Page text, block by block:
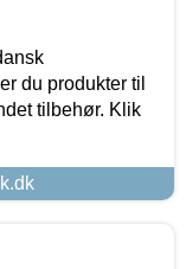
du produkter til
tilbehør. Klik